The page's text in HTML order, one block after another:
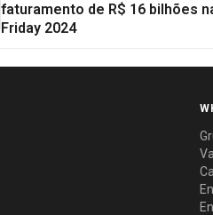
faturamento de R$ 16 bilhões
Friday 2024